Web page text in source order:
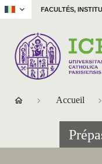
| FACULTÉS,
Accueil